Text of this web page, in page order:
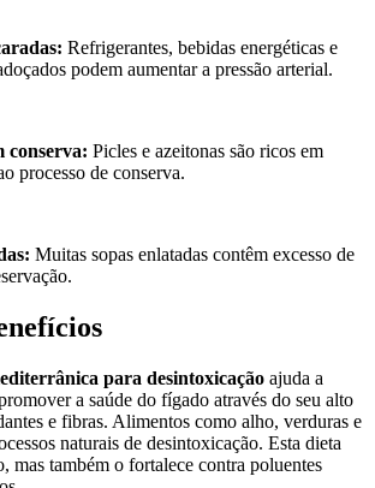
Refrigerantes, bebidas energéticas e
podem aumentar a pressão arterial.
conserva: Picles e azeitonas são ricos em
processo de conserva.
Muitas sopas enlatadas contêm excesso de
para desintoxicação ajuda a
a saúde do fígado através do seu alto
e fibras. Alimentos como alho, verduras e
naturais de desintoxicação. Esta dieta
mas também o fortalece contra poluentes